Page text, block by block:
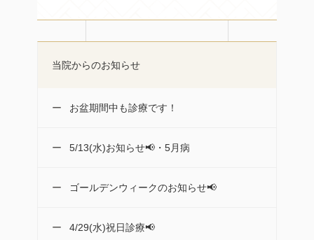
当院からのお知らせ
お盆期間中も診療です！
5/13(水)お知らせ📢・5月病
ゴールデンウィークのお知らせ📢
4/29(水)祝日診療📢